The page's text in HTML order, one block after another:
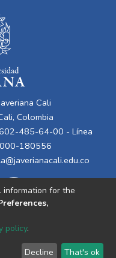
las Criptomonedas.
las características
Bitcoin frente a la
que ofrecen los
CBDC (Central Bank
ello, la investigación
análisis cualitativo dado
es un tema
donde recientemente
pruebas piloto por
centrales. Ello
estudios que
adopción de
como Bitcoin,
El tipo de investigación
se busca analizar
análisis comparativo
Cali
Colombia
485-64-00 - Línea
180556
User
Send
information for the
policy.
Decline That's ok